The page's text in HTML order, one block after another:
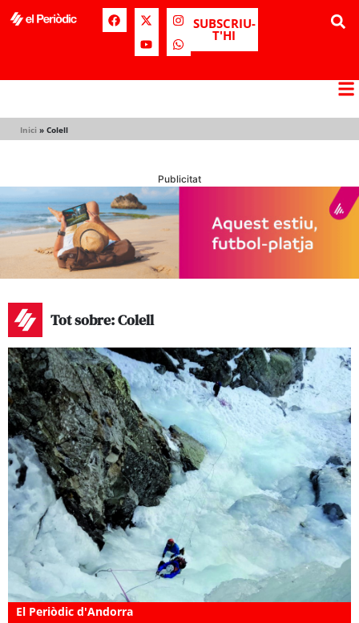
SUBSCRIU-
T'HI
Inici » Colell
Publicitat
Tot sobre: Colell
El Periòdic d'Andorra